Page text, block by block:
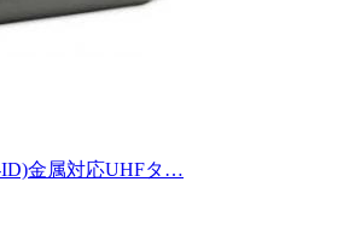
金属対応UHFタ…